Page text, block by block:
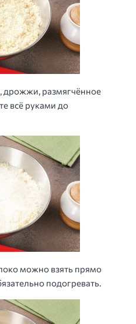
дрожжи, размягчённое
всё руками до
можно взять прямо
подогревать.